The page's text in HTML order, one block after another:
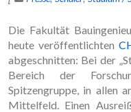
Die Fakultät
heute veröffentlichten
abgeschnitten: Bei der
Bereich der
Spitzengruppe, in allen
Mittelfeld. Einen